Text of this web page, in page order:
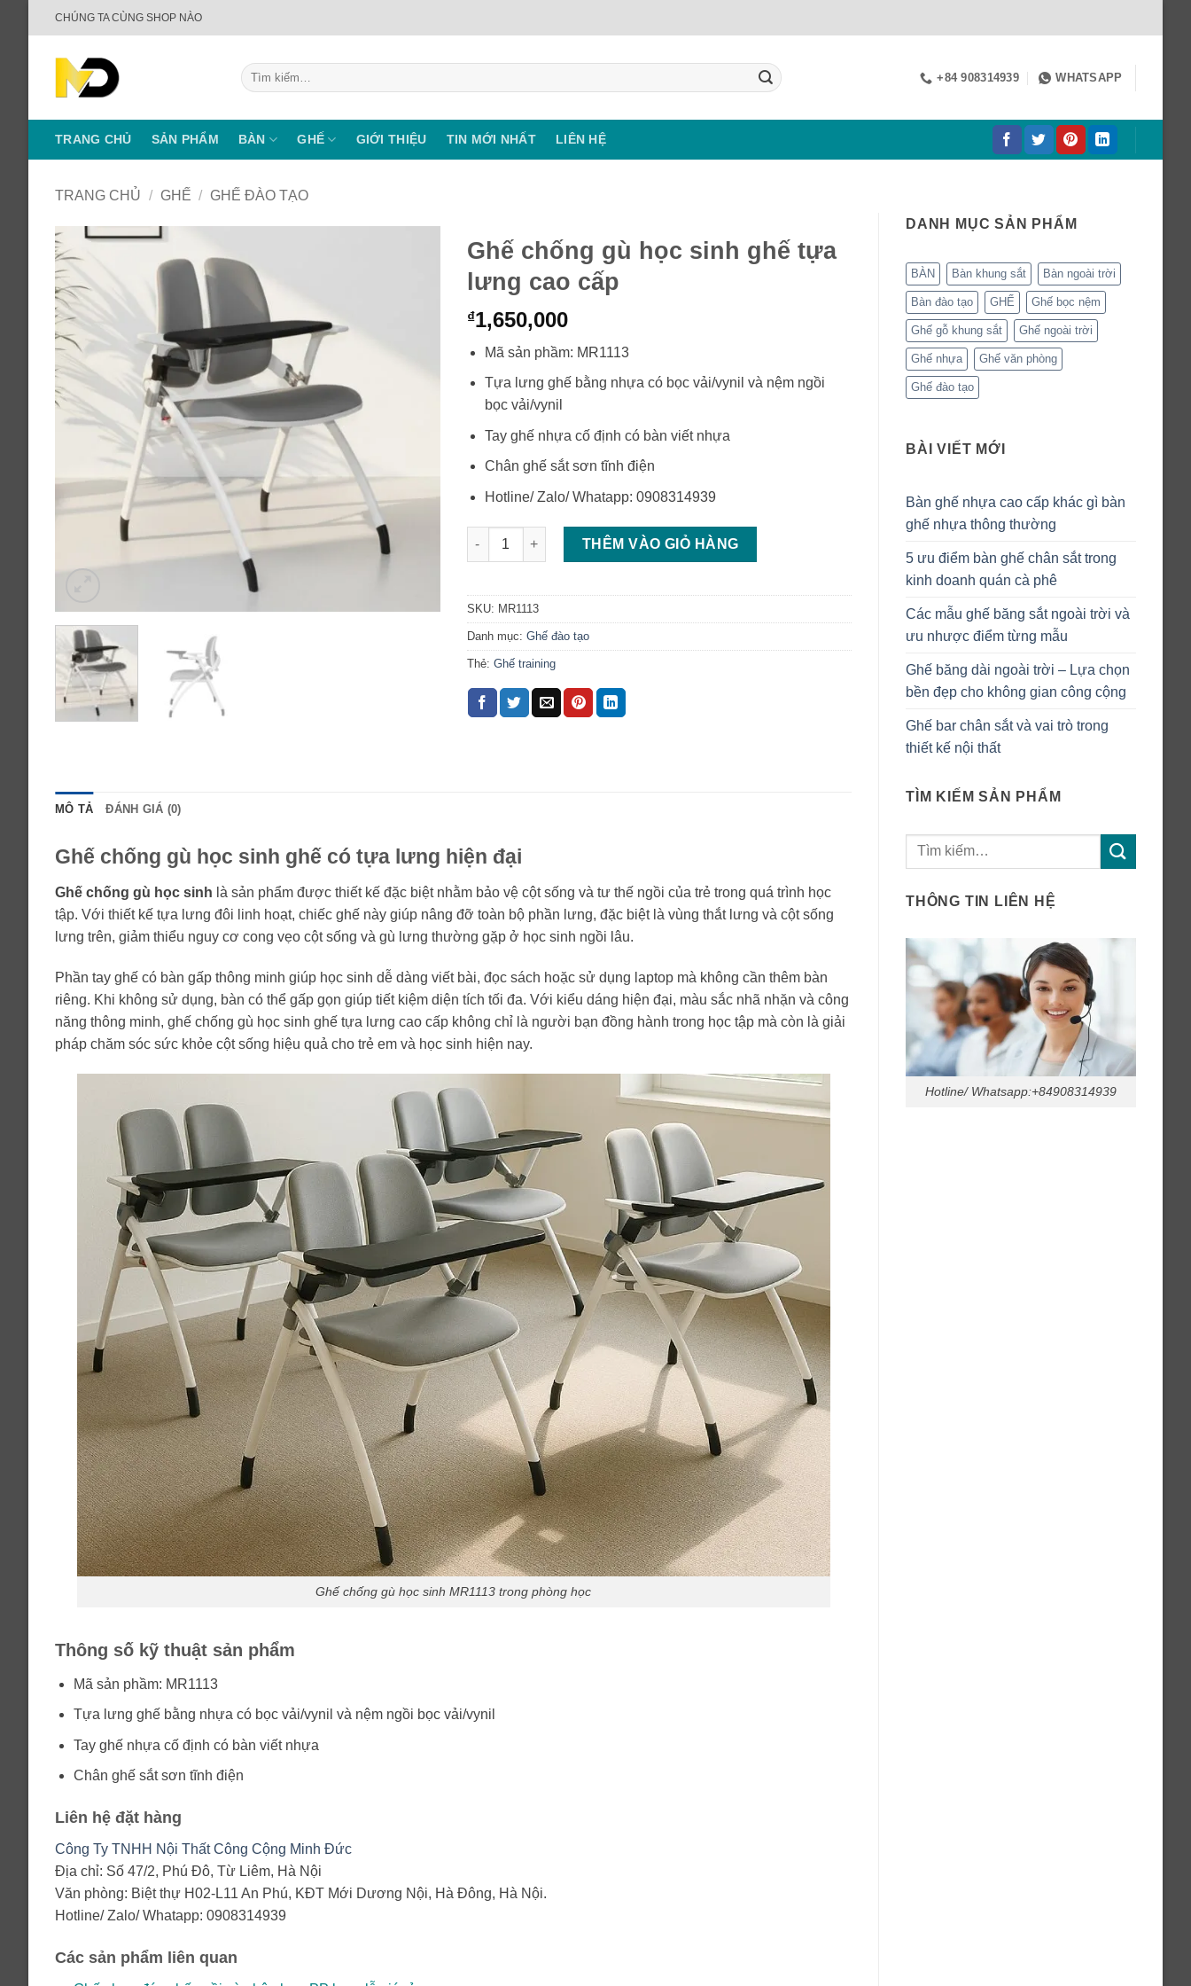
qua
CHÚNG TA CÙNG SHOP NÀO
Tìm
kiếm:
+84 908314939 WHATSAPP
TRANG CHỦ SẢN PHẨM BÀN GHẾ GIỚI THIỆU TIN MỚI NHẤT LIÊN HỆ
TRANG CHỦ / GHẾ / GHẾ ĐÀO TẠO
DANH MỤC SẢN PHẨM
BÀN Bàn khung sắt Bàn ngoài trời
Bàn đào tạo GHẾ Ghế bọc nệm
Ghế gỗ khung sắt Ghế ngoài trời
Ghế nhựa Ghế văn phòng
Ghế đào tạo
BÀI VIẾT MỚI
Bàn ghế nhựa cao cấp khác gì bàn
ghế nhựa thông thường
5 ưu điểm bàn ghế chân sắt trong
kinh doanh quán cà phê
Các mẫu ghế băng sắt ngoài trời và
ưu nhược điểm từng mẫu
Ghế băng dài ngoài trời – Lựa chọn
bền đẹp cho không gian công cộng
Ghế bar chân sắt và vai trò trong
thiết kế nội thất
TÌM KIẾM SẢN PHẨM
Tìm
THÔNG TIN LIÊN HỆ
Hotline/ Whatsapp:+84908314939
Ghế chống gù học sinh ghế tựa
lưng cao cấp
₫1,650,000
Mã sản phầm: MR1113
Tựa lưng ghế bằng nhựa có bọc vải/vynil và nệm ngồi
bọc vải/vynil
Tay ghế nhựa cố định có bàn viết nhựa
Chân ghế sắt sơn tĩnh điện
Hotline/ Zalo/ Whatapp: 0908314939
Ghế chống gù học sinh ghế tựa lưng cao cấp số lượng
THÊM VÀO GIỎ HÀNG
SKU: MR1113
Danh mục: Ghế đào tạo
Thẻ: Ghế training
MÔ TẢ ĐÁNH GIÁ (0)
Ghế chống gù học sinh ghế có tựa lưng hiện đại
Ghế chống gù học sinh là sản phẩm được thiết kế đặc biệt nhằm bảo vệ cột sống và tư thế ngồi của trẻ trong quá trình học
tập. Với thiết kế tựa lưng đôi linh hoạt, chiếc ghế này giúp nâng đỡ toàn bộ phần lưng, đặc biệt là vùng thắt lưng và cột sống
lưng trên, giảm thiểu nguy cơ cong vẹo cột sống và gù lưng thường gặp ở học sinh ngồi lâu.
Phần tay ghế có bàn gấp thông minh giúp học sinh dễ dàng viết bài, đọc sách hoặc sử dụng laptop mà không cần thêm bàn
riêng. Khi không sử dụng, bàn có thể gấp gọn giúp tiết kiệm diện tích tối đa. Với kiểu dáng hiện đại, màu sắc nhã nhặn và công
năng thông minh, ghế chống gù học sinh ghế tựa lưng cao cấp không chỉ là người bạn đồng hành trong học tập mà còn là giải
pháp chăm sóc sức khỏe cột sống hiệu quả cho trẻ em và học sinh hiện nay.
Ghế chống gù học sinh MR1113 trong phòng học
Thông số kỹ thuật sản phẩm
Mã sản phầm: MR1113
Tựa lưng ghế bằng nhựa có bọc vải/vynil và nệm ngồi bọc vải/vynil
Tay ghế nhựa cố định có bàn viết nhựa
Chân ghế sắt sơn tĩnh điện
Liên hệ đặt hàng
Công Ty TNHH Nội Thất Công Cộng Minh Đức
Địa chỉ: Số 47/2, Phú Đô, Từ Liêm, Hà Nội
Văn phòng: Biệt thự H02-L11 An Phú, KĐT Mới Dương Nội, Hà Đông, Hà Nội.
Hotline/ Zalo/ Whatapp: 0908314939
Các sản phẩm liên quan